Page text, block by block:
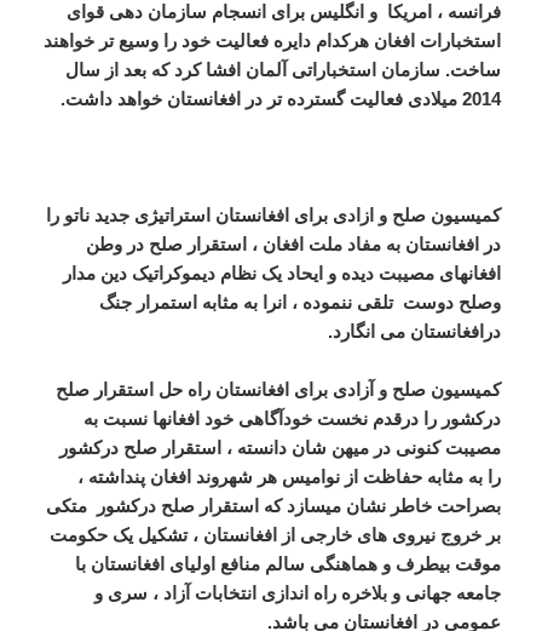
فرانسه ، امریکا و انگلیس برای انسجام سازمان دهی قوای
استخبارات افغان هرکدام دایره فعالیت خود را وسیع تر خواهند
ساخت. سازمان استخباراتی آلمان افشا کرد که بعد از سال
2014 میلادی فعالیت گسترده تر در افغانستان خواهد داشت.
کمیسیون صلح و ازادی برای افغانستان استراتیژی جدید ناتو را
در افغانستان به مفاد ملت افغان ، استقرار صلح در وطن
افغانهای مصیبت دیده و ایحاد یک نظام دیموکراتیک دین مدار
وصلح دوست تلقی ننموده ، انرا به مثابه استمرار جنگ
درافغانستان می انگارد.
کمیسیون صلح و آزادی برای افغانستان راه حل استقرار صلح
درکشور را درقدم نخست خودآگاهی خود افغانها نسبت به
مصیبت کنونی در میهن شان دانسته ، استقرار صلح درکشور
را به مثابه حفاظت از نوامیس هر شهروند افغان پنداشته ،
بصراحت خاطر نشان میسازد که استقرار صلح درکشور متکی
بر خروج نیروی های خارجی از افغانستان ، تشکیل یک حکومت
موقت بیطرف و هماهنگی سالم منافع اولیای افغانستان با
جامعه جهانی و بلاخره راه اندازی انتخابات آزاد ، سری و
عمومی در افغانستان می باشد.